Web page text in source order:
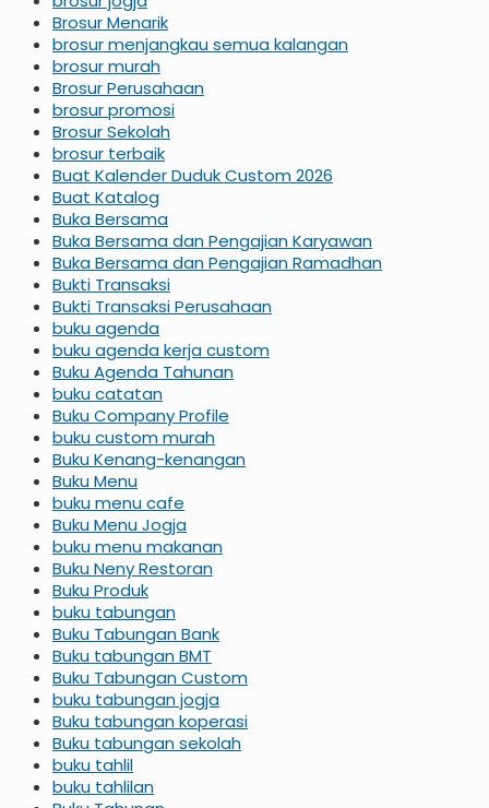
Brosur Menarik
brosur menjangkau semua kalangan
brosur murah
Brosur Perusahaan
brosur promosi
Brosur Sekolah
brosur terbaik
Buat Kalender Duduk Custom 2026
Buat Katalog
Buka Bersama
Buka Bersama dan Pengajian Karyawan
Buka Bersama dan Pengajian Ramadhan
Bukti Transaksi
Bukti Transaksi Perusahaan
buku agenda
buku agenda kerja custom
Buku Agenda Tahunan
buku catatan
Buku Company Profile
buku custom murah
Buku Kenang-kenangan
Buku Menu
buku menu cafe
Buku Menu Jogja
buku menu makanan
Buku Neny Restoran
Buku Produk
buku tabungan
Buku Tabungan Bank
Buku tabungan BMT
Buku Tabungan Custom
buku tabungan jogja
Buku tabungan koperasi
Buku tabungan sekolah
buku tahlil
buku tahlilan